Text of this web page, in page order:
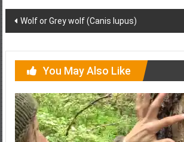
Post
Wolf or Grey wolf (Canis lupus)
You May Also Like